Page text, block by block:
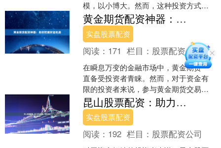
模，以小博大。然而，这种投资方式也
存在较高的风险，投资者需要谨慎对
待。 **以小博大的诱惑**....
黄金期货配资神器：助你把握财富机遇
实盘股票配资
阅读： 171 栏目： 股票配资公司
在瞬息万变的金融市场中，黄金期货一
直备受投资者青睐。然而，对于资金有
限的投资者来说，参与黄金期货交易往
往面临着资金不足的难题。黄金期货配
资神器应运而生，为投资者....
昆山股票配资：助力资金短缺，投资无忧
实盘股票配资
阅读： 192 栏目： 股票配资公司